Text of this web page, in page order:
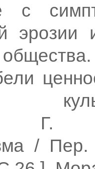
с
эрозии
Г.
/